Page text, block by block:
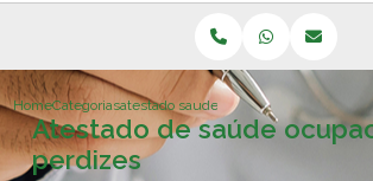
HomeCategoriasatestado saude ocupacional perdizes
Atestado de saúde
perdizes